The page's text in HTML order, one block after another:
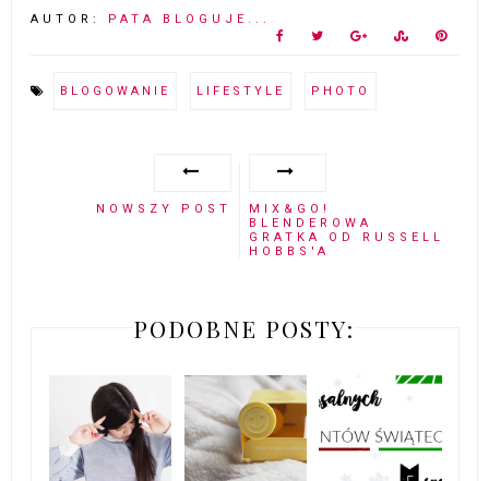
AUTOR: PATA BLOGUJE...
BLOGOWANIE LIFESTYLE PHOTO
NOWSZY POST
MIX&GO!
BLENDEROWA
GRATKA OD RUSSELL
HOBBS'A
PODOBNE POSTY: